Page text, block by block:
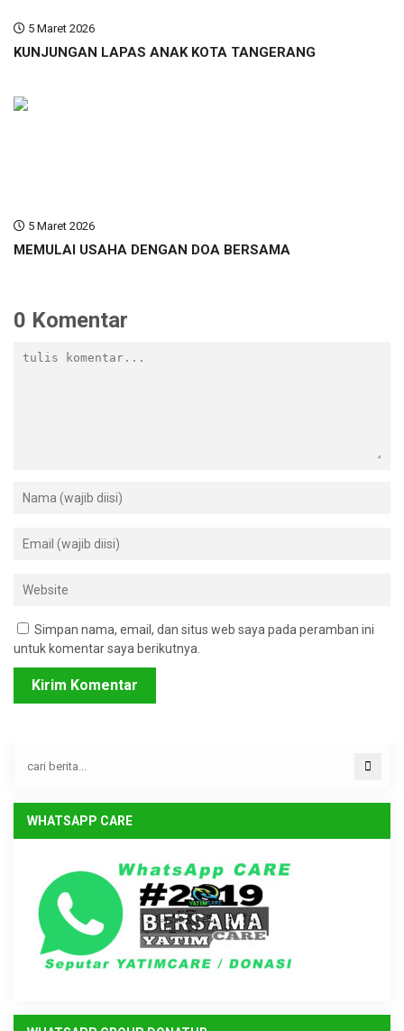
5 Maret 2026
KUNJUNGAN LAPAS ANAK KOTA TANGERANG
5 Maret 2026
MEMULAI USAHA DENGAN DOA BERSAMA
0 Komentar
Simpan nama, email, dan situs web saya pada peramban ini
untuk komentar saya berikutnya.
WHATSAPP CARE